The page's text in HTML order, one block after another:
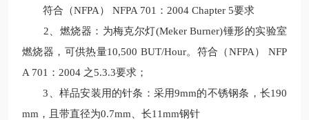
符合（NFPA） NFPA 701：2004 Chapter 5要求
2、燃烧器：为梅克尔灯(Meker Burner)锤形的实验室
燃烧器，可供热量10,500 BUT/Hour。符合（NFPA） NFP
A 701：2004 之5.3.3要求；
3、样品安装用的针条：采用9mm的不锈钢条，长190
mm，且带直径为0.7mm、长11mm钢针